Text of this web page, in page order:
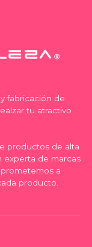
fabricación de
tu atractivo
productos de alta
experta de marcas
a
producto.